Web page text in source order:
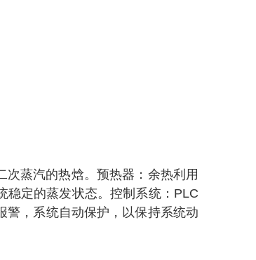
蒸汽的热焓。 预热器：余热利用
稳定的蒸发状态。控制系统：PLC
警，系统自动保护，以保持系统动